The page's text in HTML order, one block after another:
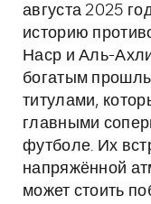
августа 2025
историю
Наср и Аль-
богатым
титулами,
главными
футболе. Их
напряжённой
может стоить